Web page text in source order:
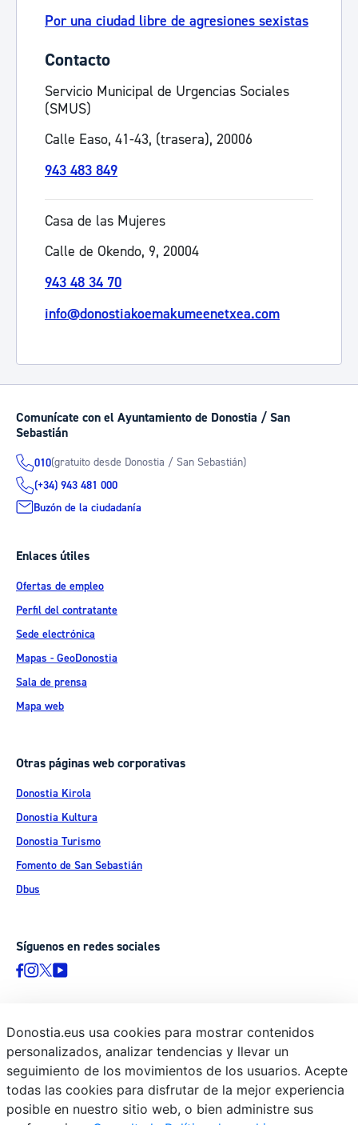
Por una ciudad libre de agresiones sexistas
Contacto
Servicio Municipal de Urgencias Sociales
(SMUS)
Calle Easo, 41-43, (trasera), 20006
943 483 849
Casa de las Mujeres
Calle de Okendo, 9, 20004
943 48 34 70
info@donostiakoemakumeenetxea.com
Comunícate con el Ayuntamiento de Donostia / San
Sebastián
010(gratuito desde Donostia / San Sebastián)
(+34) 943 481 000
Buzón de la ciudadanía
Enlaces útiles
Ofertas de empleo
Perfil del contratante
Sede electrónica
Mapas - GeoDonostia
Sala de prensa
Mapa web
Otras páginas web corporativas
Donostia Kirola
Donostia Kultura
Donostia Turismo
Fomento de San Sebastián
Dbus
Síguenos en redes sociales
© Donostiako Udala - Ayuntamiento de Donostia / San Sebastián
Ijentea 1, 20003 Donostia / San Sebastián
Aviso legal
Política de privacidad
Donostia.eus usa cookies para mostrar contenidos
personalizados, analizar tendencias y llevar un
seguimiento de los movimientos de los usuarios. Acepte
todas las cookies para disfrutar de la mejor experiencia
posible en nuestro sitio web, o bien administre sus